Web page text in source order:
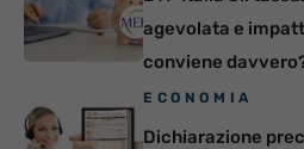
agevolata e
conviene
ECONOMIA
Dichiarazione